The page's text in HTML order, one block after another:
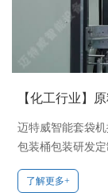
【化工行业】
迈特威智能套袋
包装桶包装研发
机，有效提升生
302
了解更多+